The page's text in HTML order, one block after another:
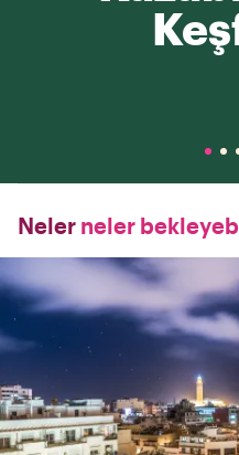
Neler neler